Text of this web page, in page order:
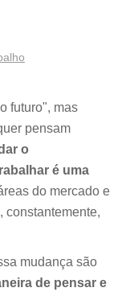
futuro", mas
pensam
o
é uma
do mercado e
constantemente,
mudança são
de pensar e